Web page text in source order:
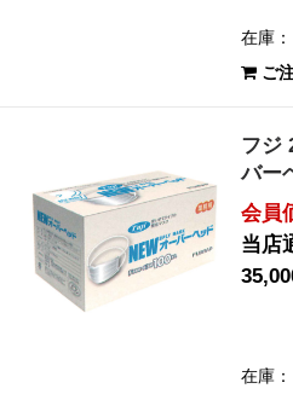
在庫
ご
フジ
バー
会員
当店
在庫